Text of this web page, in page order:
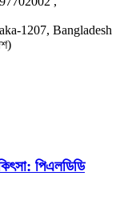
1207, Bangladesh
পিএলডিডি